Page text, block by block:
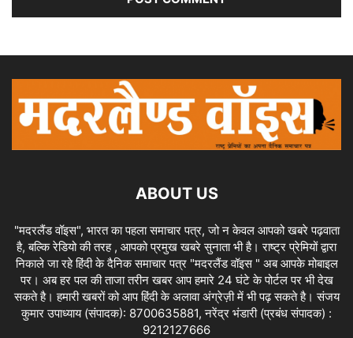
ABOUT US
"मदरलैंड वॉइस", भारत का पहला समाचार पत्र, जो न केवल आपको खबरे पढ़वाता
है, बल्कि रेडियो की तरह , आपको प्रमुख खबरे सुनाता भी है। राष्ट्र प्रेमियों द्वारा
निकाले जा रहे हिंदी के दैनिक समाचार पत्र "मदरलैंड वॉइस " अब आपके मोबाइल
पर। अब हर पल की ताजा तरीन खबर आप हमारे 24 घंटे के पोर्टल पर भी देख
सकते है। हमारी खबरों को आप हिंदी के अलावा अंग्रेज़ी में भी पढ़ सकते है। संजय
कुमार उपाध्याय (संपादक): 8700635881, नरेंद्र भंडारी (प्रबंध संपादक) :
9212127666